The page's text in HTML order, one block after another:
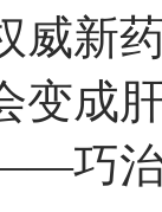
威新
变成
巧